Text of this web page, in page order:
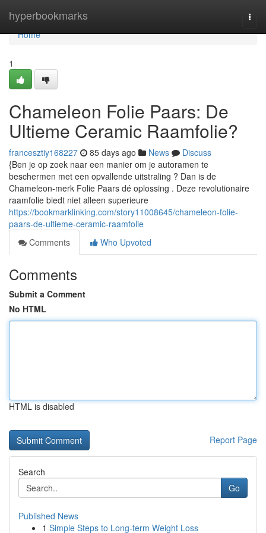
hyperbookmarks
Home
Home
1
Chameleon Folie Paars: De
Ultieme Ceramic Raamfolie?
francesztiy168227 85 days ago News
Discuss
{Ben je op zoek naar een manier om je autoramen te
beschermen met een opvallende uitstraling ? Dan is de
Chameleon-merk Folie Paars dé oplossing . Deze revolutionaire
raamfolie biedt niet alleen superieure
https://bookmarklinking.com/story11008645/chameleon-folie-
paars-de-ultieme-ceramic-raamfolie
Comments
Who Upvoted
Comments
Submit a Comment
No HTML
HTML is disabled
Report Page
Search
Go
Published News
1 Simple Steps to Long-term Weight Loss